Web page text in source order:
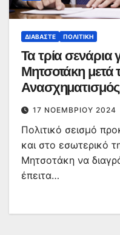
ΔΙΑΒΆΣΤΕ ΠΟΛΙΤΙΚΉ
Τα τρία σενάρια
Μητσοτάκη
ή εκλογές
17 ΝΟΕΜΒΡΊΟΥ 2024
Πολιτικό σεισμό
και στο εσωτερικό
Μητσοτάκη να
έπειτα…